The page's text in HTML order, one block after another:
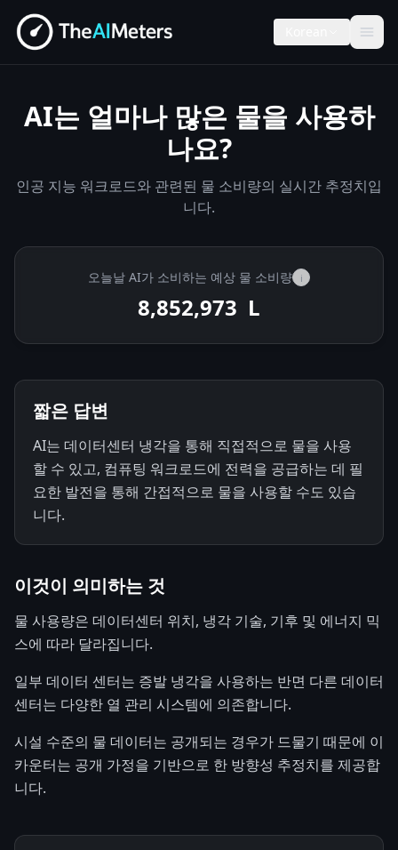
AI는 얼마나 많은 물을 사용하
나요?
인공 지능 워크로드와 관련된 물 소비량의 실시간 추정치입
니다.
오늘날 AI가 소비하는 예상 물 소비량 i
8,853,195 L
짧은 답변
AI는 데이터센터 냉각을 통해 직접적으로 물을 사용
할 수 있고, 컴퓨팅 워크로드에 전력을 공급하는 데 필
요한 발전을 통해 간접적으로 물을 사용할 수도 있습
니다.
이것이 의미하는 것
물 사용량은 데이터센터 위치, 냉각 기술, 기후 및 에너지 믹
스에 따라 달라집니다.
일부 데이터 센터는 증발 냉각을 사용하는 반면 다른 데이터
센터는 다양한 열 관리 시스템에 의존합니다.
시설 수준의 물 데이터는 공개되는 경우가 드물기 때문에 이
카운터는 공개 가정을 기반으로 한 방향성 추정치를 제공합
니다.